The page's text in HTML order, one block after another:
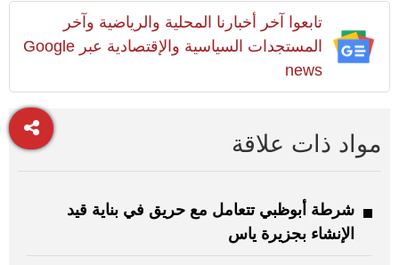
تابعوا آخر أخبارنا المحلية والرياضية وآخر
المستجدات السياسية والإقتصادية عبر Google
news
مواد ذات علاقة
شرطة أبوظبي تتعامل مع حريق في بناية قيد
الإنشاء بجزيرة ياس